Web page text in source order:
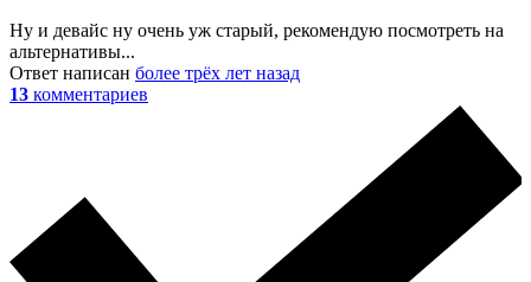
Ну и девайс ну очень уж старый, рекомендую посмотреть на
альтернативы...
Ответ написан более трёх лет назад
13 комментариев